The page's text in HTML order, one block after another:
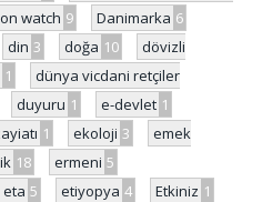
watch 9 Danimarka 6
din 3 doğa 10
dövizli
1
dünya vicdani retçiler
duyuru 1 e-devlet 1
1 ekoloji 3
emek
18 ermeni 5
eta 5 etiyopya 4 Etkiniz 1